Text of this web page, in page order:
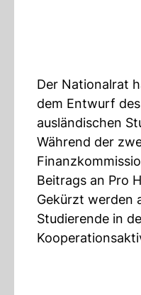
Der Nationalrat
dem Entwurf
ausländischen
Während der
Beitrags an Pro
Gekürzt werden
Studierende in